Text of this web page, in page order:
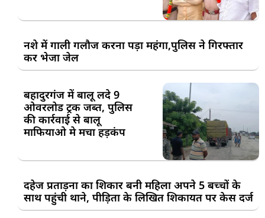
नशे में गाली गलौज करना पड़ा महंगा,पुलिस ने गिरफ्तार
कर भेजा जेल
बहादुरगंज में बालू लदे 9
ओवरलोड ट्रक जब्त, पुलिस
की कार्रवाई से बालू
माफियाओ मे मचा हड़कंप
दहेज प्रताड़ना का शिकार बनी महिला अपने 5 बच्चों के
साथ पहुंची थाने, पीड़िता के लिखित शिकायत पर केस दर्ज